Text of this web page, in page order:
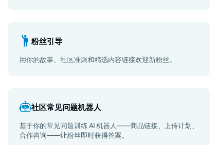
粉丝引导
用你的故事、社区准则和精选内容链接欢迎新粉丝。
社区常见问题机器人
基于你的常见问题训练 AI 机器人——商品链接、上传计划、
合作咨询——让粉丝即时获得答案。